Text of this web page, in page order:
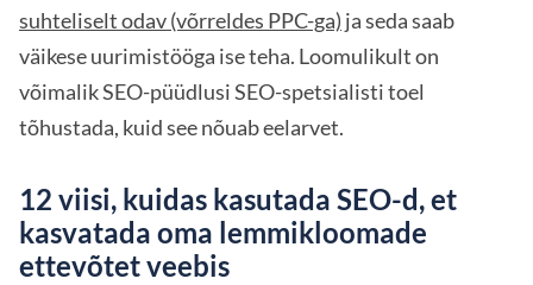
suhteliselt odav (võrreldes PPC-ga) ja seda saab
väikese uurimistööga ise teha. Loomulikult on
võimalik SEO-püüdlusi SEO-spetsialisti toel
tõhustada, kuid see nõuab eelarvet.
12 viisi, kuidas kasutada SEO-d, et
kasvatada oma lemmikloomade
ettevõtet veebis